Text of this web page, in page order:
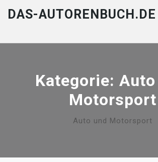
DAS-AUTORENBUCH.DE
Kategorie: Auto
Motorsport
Auto und Motorsport